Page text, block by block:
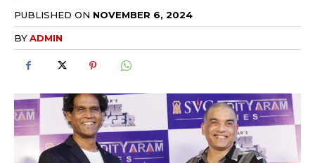
PUBLISHED ON NOVEMBER 6, 2024
BYADMIN